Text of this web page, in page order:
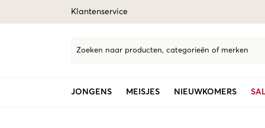
Klantenservice
Zoeken naar producten, categorieën of merken
JONGENS MEISJES NIEUWKOMERS